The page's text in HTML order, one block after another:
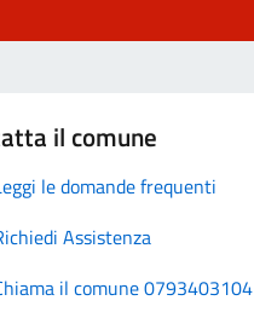
il comune
le domande frequenti
Assistenza
il comune 0793403104